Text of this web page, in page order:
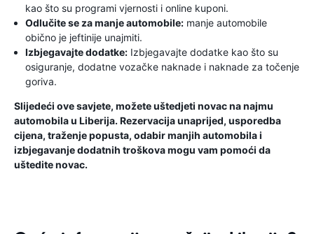
kao što su programi vjernosti i online kuponi.
Odlučite se za manje automobile: manje automobile
obično je jeftinije unajmiti.
Izbjegavajte dodatke: Izbjegavajte dodatke kao što su
osiguranje, dodatne vozačke naknade i naknade za točenje
goriva.
Slijedeći ove savjete, možete uštedjeti novac na najmu
automobila u Liberija. Rezervacija unaprijed, usporedba
cijena, traženje popusta, odabir manjih automobila i
izbjegavanje dodatnih troškova mogu vam pomoći da
uštedite novac.